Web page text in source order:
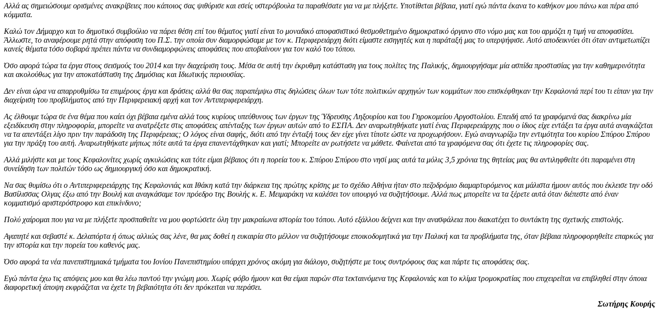
Αλλά ας σημειώσουμε ορισμένες ανακρίβειες που κάποιος σας ψιθύρισε και εσείς υστερόβουλα τα παραθέσατε για να με πλήξετε. Υποτίθεται βέβαια, γιατί εγώ πάντα έκανα το καθήκον μου πάνω και πέρα από
κόμματα.
Καλώ τον Δήμαρχο και το δημοτικό συμβούλιο να πάρει θέση επί του θέματος γιατί είναι το μοναδικό αποφασιστικό θεσμοθετημένο δημοκρατικό όργανο στο νόμο μας και του αρμόζει η τιμή να αποφασίσει.
Άλλωστε, το αναφέρουμε ρητά στην απόφαση του Π.Σ. την οποία συν διαμορφώσαμε με τον κ. Περιφερειάρχη διότι είμαστε εισηγητές και η παράταξή μας το υπερψήφισε. Αυτό αποδεικνύει ότι όταν αντιμετωπίζει
κανείς θέματα τόσο σοβαρά πρέπει πάντα να συνδιαμορφώνεις αποφάσεις που αποβαίνουν για τον καλό του τόπου.
Όσο αφορά τώρα τα έργα στους σεισμούς του 2014 και την διαχείριση τους. Μέσα σε αυτή την έκρυθμη κατάσταση για τους πολίτες της Παλικής, δημιουργήσαμε μία ασπίδα προστασίας για την καθημερινότητα
και ακολούθως για την αποκατάσταση της Δημόσιας και Ιδιωτικής περιουσίας.
Δεν είναι ώρα να απαρρυθμίσω τα επιμέρους έργα και δράσεις αλλά θα σας παραπέμψω στις δηλώσεις όλων των τότε πολιτικών αρχηγών των κομμάτων που επισκέφθηκαν την Κεφαλονιά περί του τι είπαν για την
διαχείριση του προβλήματος από την Περιφερειακή αρχή και τον Αντιπεριφερειάρχη.
Ας έλθουμε τώρα σε ένα θέμα που καίει όχι βέβαια εμένα αλλά τους κυρίους υπεύθυνους των έργων της Ύδρευσης Ληξουρίου και του Γηροκομείου Αργοστολίου. Επειδή από τα γραφόμενά σας διακρίνω μία
εξειδίκευση στην πληροφορία, μπορείτε να ανατρέξετε στις αποφάσεις απένταξης των έργων αυτών από το ΕΣΠΑ. Δεν αναρωτηθήκατε γιατί ένας Περιφερειάρχης που ο ίδιος είχε εντάξει τα έργα αυτά αναγκάζεται
να τα απεντάξει λίγο πριν την παράδοση της Περιφέρειας; Ο λόγος είναι σαφής, διότι από την ένταξή τους δεν είχε γίνει τίποτε ώστε να προχωρήσουν. Εγώ αναγνωρίζω την εντιμότητα του κυρίου Σπύρου Σπύρου
για την πράξη του αυτή. Αναρωτηθήκατε μήπως πότε αυτά τα έργα επανεντάχθηκαν και γιατί; Μπορείτε αν ρωτήσετε να μάθετε. Φαίνεται από τα γραφόμενα σας ότι έχετε τις πληροφορίες σας.
Αλλά μιλήστε και με τους Κεφαλονίτες χωρίς αγκυλώσεις και τότε είμαι βέβαιος ότι η πορεία του κ. Σπύρου Σπύρου στο νησί μας αυτά τα μόλις 3,5 χρόνια της θητείας μας θα αντιληφθείτε ότι παραμένει στη
συνείδηση των πολιτών τόσο ως δημιουργική όσο και δημοκρατική.
Να σας θυμίσω ότι ο Αντιπεριφερειάρχης της Κεφαλονιάς και Ιθάκη κατά την διάρκεια της πρώτης κρίσης με το σχέδιο Αθήνα ήταν στο πεζοδρόμιο διαμαρτυρόμενος και μάλιστα ήμουν αυτός που έκλεισε την οδό
Βασίλισσας Ολγας έξω από την Βουλή και αναγκάσαμε τον πρόεδρο της Βουλής κ. Ε. Μειμαράκη να καλέσει τον υπουργό να συζητήσουμε. Αλλά πως μπορείτε να τα ξέρετε αυτά όταν διέπεστε από έναν
κομματισμό αριστερόστροφο και επικίνδυνο;
Πολύ χαίρομαι που για να με πλήξετε προσπαθείτε να μου φορτώσετε όλη την μακραίωνα ιστορία του τόπου. Αυτό εξάλλου δείχνει και την ανασφάλεια που διακατέχει το συντάκτη της σχετικής επιστολής.
Αγαπητέ και σεβαστέ κ. Δελαπόρτα ή όπως αλλιώς σας λένε, θα μας δοθεί η ευκαιρία στο μέλλον να συζητήσουμε εποικοδομητικά για την Παλική και τα προβλήματα της, όταν βέβαια πληροφορηθείτε επαρκώς για
την ιστορία και την πορεία του καθενός μας.
Όσο αφορά τα νέα πανεπιστημιακά τμήματα του Ιονίου Πανεπιστημίου υπάρχει χρόνος ακόμη για διάλογο, συζητήστε με τους συντρόφους σας και πάρτε τις αποφάσεις σας.
Εγώ πάντα έχω τις απόψεις μου και θα λέω παντού την γνώμη μου. Χωρίς φόβο ήμουν και θα είμαι παρών στα τεκταινόμενα της Κεφαλονιάς και το κλίμα τρομοκρατίας που επιχειρείται να επιβληθεί στην όποια
διαφορετική άποψη εκφράζεται να έχετε τη βεβαιότητα ότι δεν πρόκειται να περάσει.
Σωτήρης Κουρής